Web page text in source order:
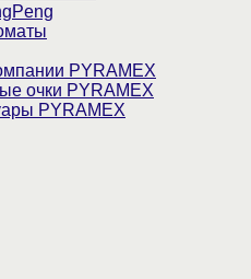
PYRAMEX
очки PYRAMEX
PYRAMEX